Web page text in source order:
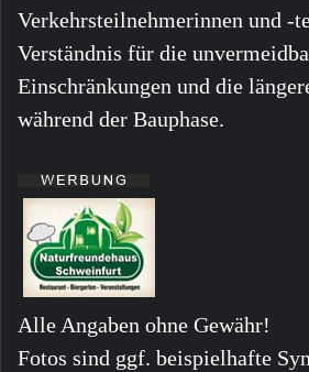
Verkehrsteilnehmerinnen und -
Verständnis für die
Einschränkungen und die
während der Bauphase.
Alle Angaben ohne Gewähr!
Fotos sind ggf. beispielhafte